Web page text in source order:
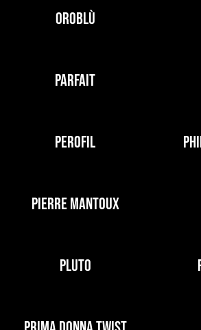
OROBLÙ
PARFAIT
PEROFIL
PIERRE MANTOUX
PLUTO